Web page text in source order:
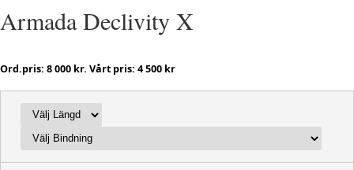
Armada Declivity X
Ord.pris: 8 000 kr. Vårt pris: 4 500 kr